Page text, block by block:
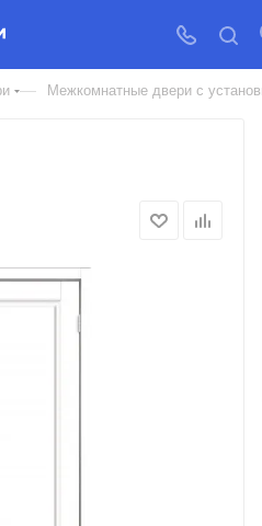
VILLA 4P
— Межкомнатные двери с